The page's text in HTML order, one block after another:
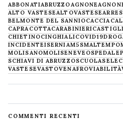
ABBONATIABRUZZOAGNONE
ALTO VASTESEALTOVASTESE
BELMONTE DEL SANNIOCACCIA
CAPRACOTTACARABINIERI
CHIETINOCINGHIALICOVID19
INCIDENTEISERNIAM5SMALTEMPO
MOLISANOMOLISENEVE OSPEDALE
SCHIAVI DI ABRUZZOSCUOLA
VASTESEVASTOVENAFROVIABILITÀ
COMMENTI RECENTI